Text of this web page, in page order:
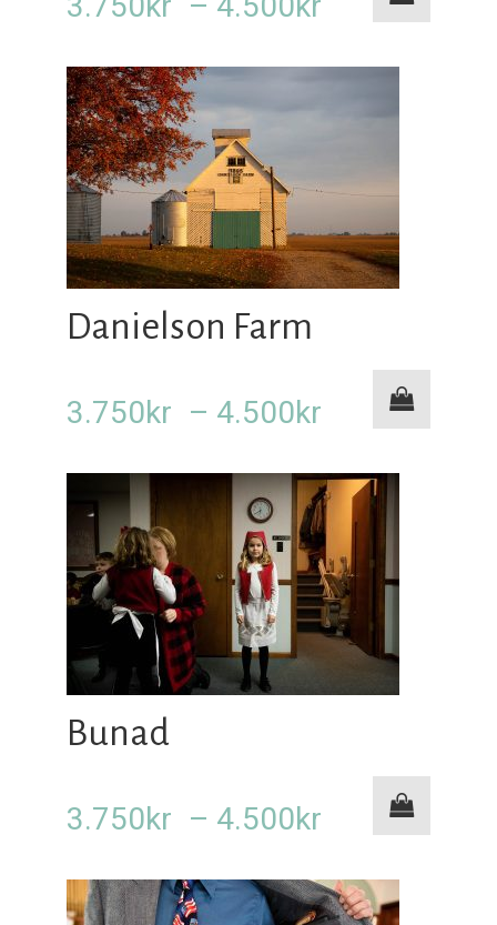
til
Danielson Farm
3.750kr – 4.500kr
Prisområde:
til
4.500kr
Bunad
3.750kr – 4.500kr
Prisområde:
til
4.500kr